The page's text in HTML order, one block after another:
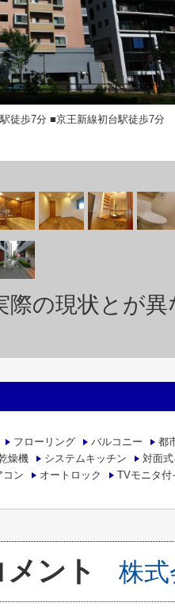
徒歩7分 ■京王新線初台駅徒歩7分
の現状とが
フローリング バルコニー
都
燥機 システムキッチン
対面
コン オートロック TVモニタ付
ント 株